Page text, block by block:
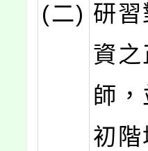
(二) 研
資
師
初